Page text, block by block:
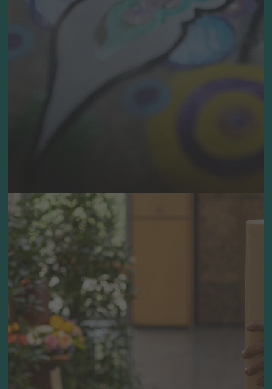
werden Reden gehalten, die auf die
Persönlichkeit des Verstorbenen eingehen
Hat der Verstorbene ein bestimmtes Hobby
gehabt, so kann die Dekoration darauf
abgestimmt werden.
Grabbeigaben
Auch die Auswahl von geeigneten,
persönlichen Grabbeigaben ist Zeit des
liebevollen Gedenkens. Jedoch ist hier auf
vergängliche Materialien zu achten. Wenn